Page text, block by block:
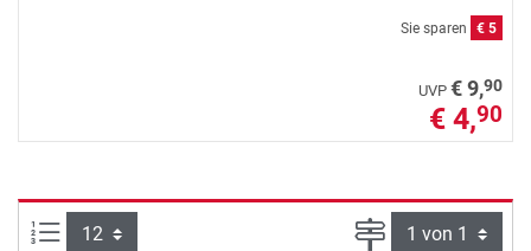
Sie sparen € 5
UVP € 9,90
€ 4,90
Artikel pro Seite: Seite